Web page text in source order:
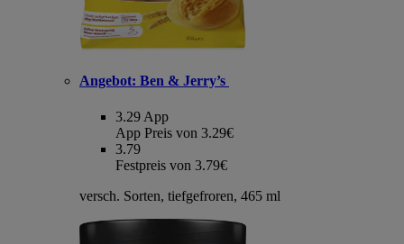
Angebot: Ben & Jerry’s
3.29 App
App Preis von 3.29€
3.79
Festpreis von 3.79€
versch. Sorten, tiefgefroren, 465 ml